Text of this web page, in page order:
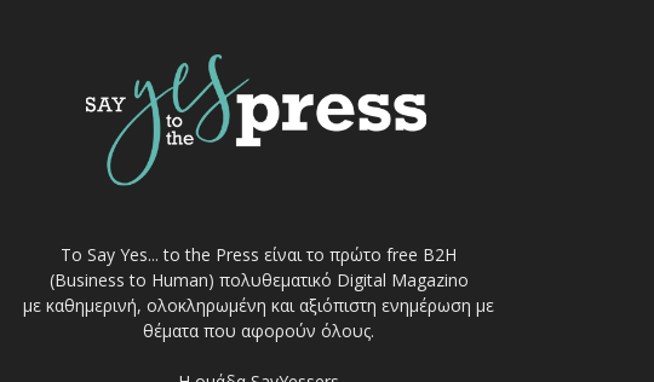
Το Say Yes... to the Press είναι το πρώτο free Β2Η
(Business to Human) πολυθεματικό Digital Magazino
με καθημερινή, ολοκληρωμένη και αξιόπιστη ενημέρωση με
θέματα που αφορούν όλους.